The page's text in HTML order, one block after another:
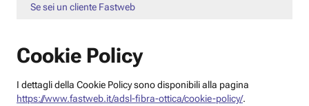
Se sei un cliente Fastweb
Cookie Policy
I dettagli della Cookie Policy sono disponibili alla pagina
https://www.fastweb.it/adsl-fibra-ottica/cookie-policy/.